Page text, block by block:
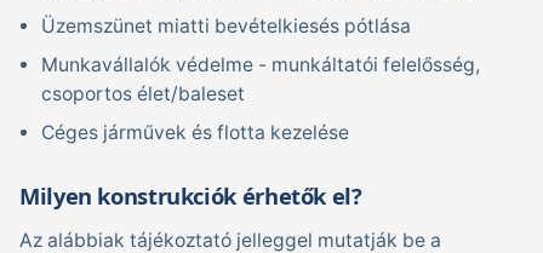
Üzemszünet miatti bevételkiesés pótlása
Munkavállalók védelme - munkáltatói felelősség,
csoportos élet/baleset
Céges járművek és flotta kezelése
Milyen konstrukciók érhetők el?
Az alábbiak tájékoztató jelleggel mutatják be a